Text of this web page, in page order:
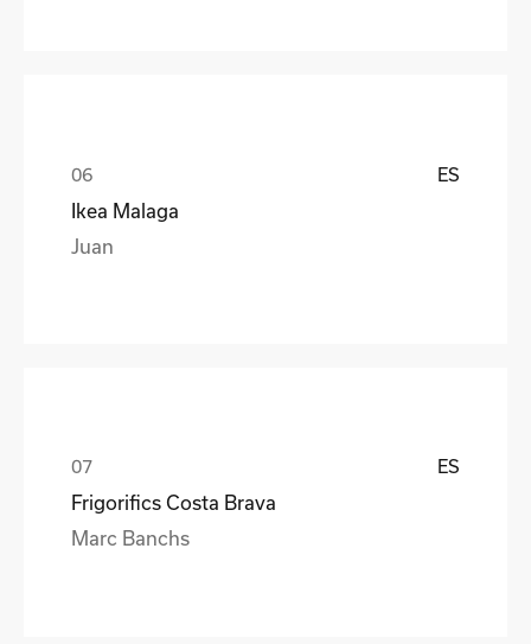
ES
Ikea Malaga
Juan
ES
Frigorifics Costa Brava
Marc Banchs